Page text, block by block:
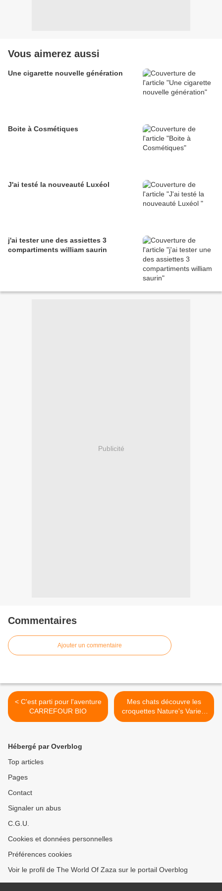
Vous aimerez aussi
Une cigarette nouvelle génération
Boite à Cosmétiques
J'ai testé la nouveauté Luxéol
j'ai tester une des assiettes 3
compartiments william saurin
Publicité
Commentaires
Ajouter un commentaire
< C'est parti pour l'aventure
CARREFOUR BIO
Mes chats découvre les
croquettes Nature's Variety
>
Hébergé par Overblog
Top articles
Pages
Contact
Signaler un abus
C.G.U.
Cookies et données personnelles
Préférences cookies
Voir le profil de The World Of Zaza sur le portail Overblog